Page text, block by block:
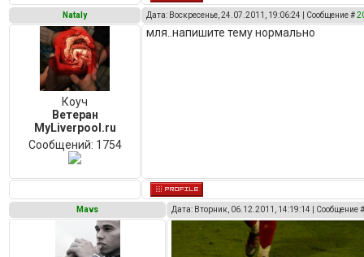
Nataly Дата: Воскресенье, 24.07.2011, 19:06:24 | Сообщение #
Коуч
Ветеран
MyLiverpool.ru
Сообщений: 1754
мля..напишите тему нормально
Mavs Дата: Вторник, 06.12.2011, 14:19:14 | Сообщение